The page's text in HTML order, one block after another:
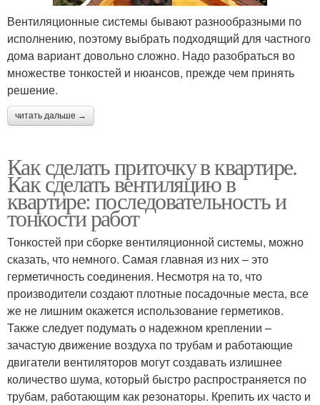
Вентиляционные системы бывают разнообразными по
исполнению, поэтому выбрать подходящий для частного
дома вариант довольно сложно. Надо разобраться во
множестве тонкостей и нюансов, прежде чем принять
решение.
читать дальше →
Как сделать приточку в квартире.
Как сделать вентиляцию в
квартире: последовательность и
тонкости работ
Тонкостей при сборке вентиляционной системы, можно
сказать, что немного. Самая главная из них – это
герметичность соединения. Несмотря на то, что
производители создают плотные посадочные места, все
же не лишним окажется использование герметиков.
Также следует подумать о надежном креплении –
зачастую движение воздуха по трубам и работающие
двигатели вентиляторов могут создавать излишнее
количество шума, который быстро распространяется по
трубам, работающим как резонаторы. Крепить их часто и